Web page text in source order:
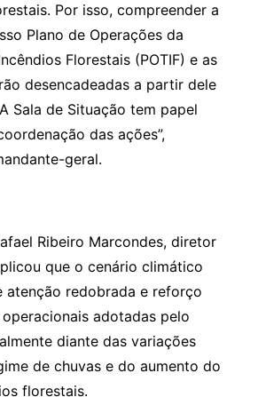
Por isso, compreender a
Plano de Operações da
Florestais (POTIF) e as
desencadeadas a partir dele
Sala de Situação tem papel
das ações”,
geral.
Ribeiro Marcondes, diretor
que o cenário climático
atenção redobrada e reforço
adotadas pelo
diante das variações
de chuvas e do aumento do
florestais.